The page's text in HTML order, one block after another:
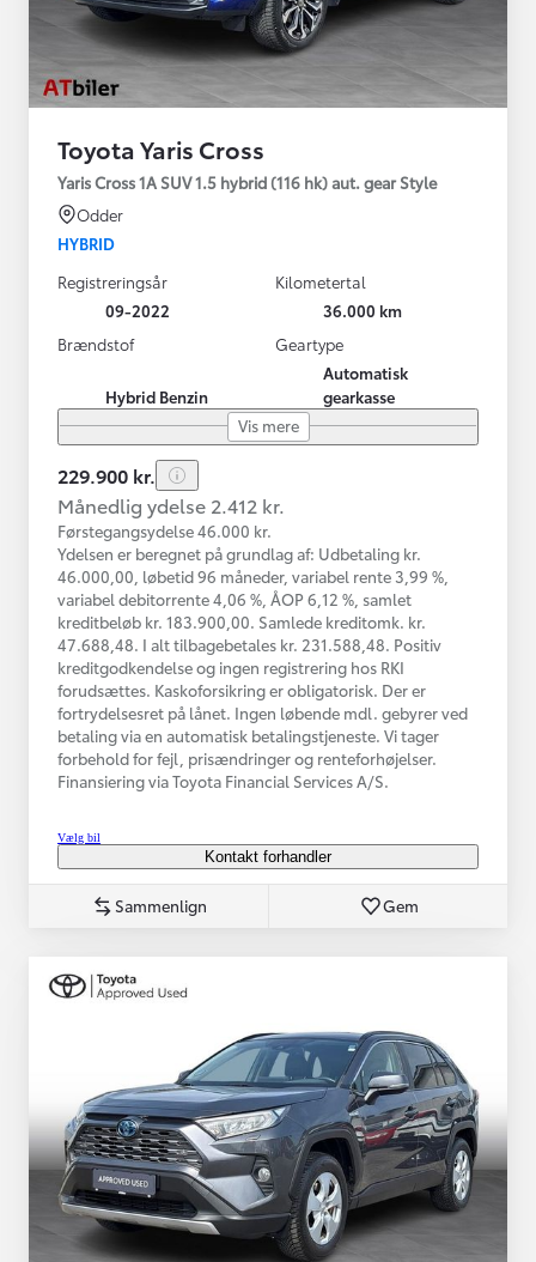
Toyota Yaris Cross
Yaris Cross 1A SUV 1.5 hybrid (116 hk) aut. gear Style
Odder
HYBRID
Registreringsår
09-2022
Kilometertal
36.000 km
Brændstof
Hybrid Benzin
Geartype
Automatisk
gearkasse
Vis mere
229.900 kr.
Månedlig ydelse 2.412 kr.
Førstegangsydelse 46.000 kr.
Ydelsen er beregnet på grundlag af: Udbetaling kr.
46.000,00, løbetid 96 måneder, variabel rente 3,99 %,
variabel debitorrente 4,06 %, ÅOP 6,12 %, samlet
kreditbeløb kr. 183.900,00. Samlede kreditomk. kr.
47.688,48. I alt tilbagebetales kr. 231.588,48. Positiv
kreditgodkendelse og ingen registrering hos RKI
forudsættes. Kaskoforsikring er obligatorisk. Der er
fortrydelsesret på lånet. Ingen løbende mdl. gebyrer ved
betaling via en automatisk betalingstjeneste. Vi tager
forbehold for fejl, prisændringer og renteforhøjelser.
Finansiering via Toyota Financial Services A/S.
Vælg bil
Kontakt forhandler
Sammenlign Gem